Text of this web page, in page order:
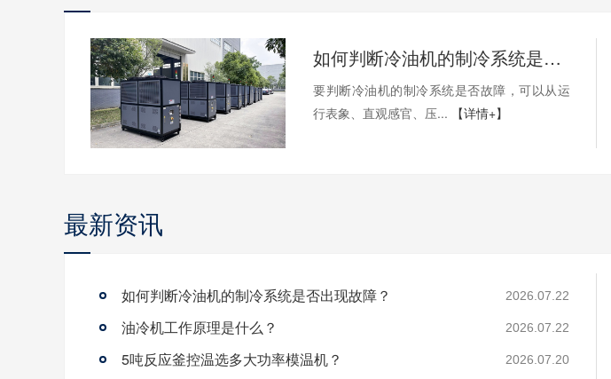
如何判断冷油机的制冷系统是否出现故障？
要判断冷油机的制冷系统是否故障，可以从运
行表象、直观感官、压...
【详情+】
最新资讯
如何判断冷油机的制冷系统是否出现故障？ 2026.07.22
油冷机工作原理是什么？ 2026.07.22
5吨反应釜控温选多大功率模温机？ 2026.07.20